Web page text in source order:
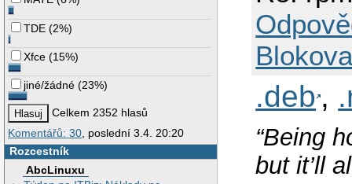
TDE (2%)
Xfce (15%)
jiné/žádné (23%)
Celkem 2352 hlasů
Komentářů: 30 , poslední 3.4. 20:20
Rozcestník
AbcLinuxu
.deb ,
“Being
but it’ll